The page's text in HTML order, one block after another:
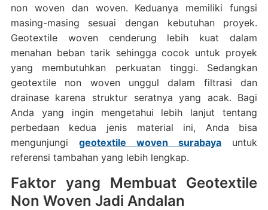
non woven dan woven. Keduanya memiliki fungsi
masing-masing sesuai dengan kebutuhan proyek.
Geotextile woven cenderung lebih kuat dalam
menahan beban tarik sehingga cocok untuk proyek
yang membutuhkan perkuatan tinggi. Sedangkan
geotextile non woven unggul dalam filtrasi dan
drainase karena struktur seratnya yang acak. Bagi
Anda yang ingin mengetahui lebih lanjut tentang
perbedaan kedua jenis material ini, Anda bisa
mengunjungi geotextile woven surabaya untuk
referensi tambahan yang lebih lengkap.
Faktor yang Membuat Geotextile
Non Woven Jadi Andalan